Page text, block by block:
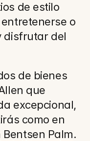
de estilo
o
disfrutar del
de bienes
que
excepcional,
como en
Palm.